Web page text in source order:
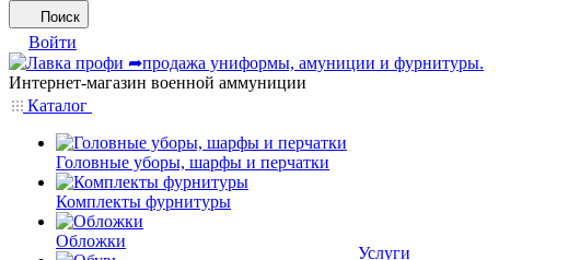
Поиск
Войти
Интернет-магазин военной аммуниции
Каталог
Головные уборы, шарфы и перчатки
Комплекты фурнитуры
Обложки
Услуги